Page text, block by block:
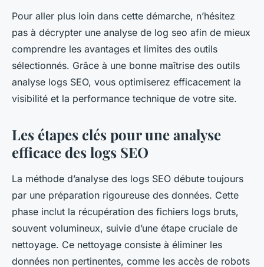
Pour aller plus loin dans cette démarche, n’hésitez
pas à décrypter une analyse de log seo afin de mieux
comprendre les avantages et limites des outils
sélectionnés. Grâce à une bonne maîtrise des outils
analyse logs SEO, vous optimiserez efficacement la
visibilité et la performance technique de votre site.
Les étapes clés pour une analyse
efficace des logs SEO
La méthode d’analyse des logs SEO débute toujours
par une préparation rigoureuse des données. Cette
phase inclut la récupération des fichiers logs bruts,
souvent volumineux, suivie d’une étape cruciale de
nettoyage. Ce nettoyage consiste à éliminer les
données non pertinentes, comme les accès de robots